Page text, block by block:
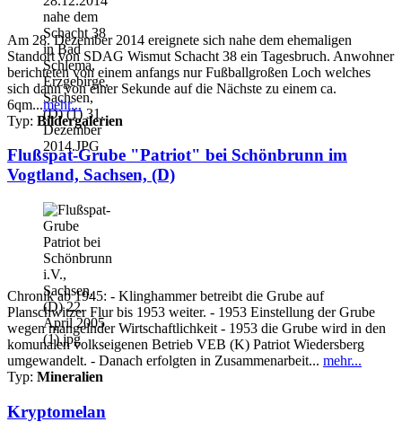
Am 28. Dezember 2014 ereignete sich nahe dem ehemaligen
Standort von SDAG Wismut Schacht 38 ein Tagesbruch. Anwohner
berichteten von einem anfangs nur Fußballgroßen Loch welches
sich dann von einer Sekunde auf die Nächste zu einem ca.
6qm...mehr...
Typ: Bildergalerien
Flußspat-Grube "Patriot" bei Schönbrunn im
Vogtland, Sachsen, (D)
Chronik ab 1945: - Klinghammer betreibt die Grube auf
Planschwitzer Flur bis 1953 weiter. - 1953 Einstellung der Grube
wegen mangelnder Wirtschaftlichkeit - 1953 die Grube wird in den
komunalen volkseigenen Betrieb VEB (K) Patriot Wiedersberg
umgewandelt. - Danach erfolgten in Zusammenarbeit... mehr...
Typ: Mineralien
Kryptomelan